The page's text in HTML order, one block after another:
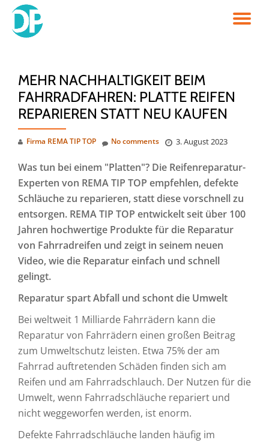
Skip
MEHR NACHHALTIGKEIT BEIM
FAHRRADFAHREN: PLATTE REIFEN
REPARIEREN STATT NEU KAUFEN
Firma REMA TIP TOP 3. August 2023
No comments
Was tun bei einem "Platten"? Die Reifenreparatur-
Experten von REMA TIP TOP empfehlen, defekte
Schläuche zu reparieren, statt diese vorschnell zu
entsorgen. REMA TIP TOP entwickelt seit über 100
Jahren hochwertige Produkte für die Reparatur
von Fahrradreifen und zeigt in seinem neuen
Video, wie die Reparatur einfach und schnell
gelingt.
Reparatur spart Abfall und schont die Umwelt
Bei weltweit 1 Milliarde Fahrrädern kann die
Reparatur von Fahrrädern einen großen Beitrag
zum Umweltschutz leisten. Etwa 75% der am
Fahrrad auftretenden Schäden finden sich am
Reifen und am Fahrradschlauch. Der Nutzen für die
Umwelt, wenn Fahrradschläuche repariert und
nicht weggeworfen werden, ist enorm.
Defekte Fahrradschläuche landen häufig im